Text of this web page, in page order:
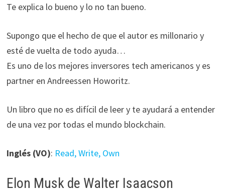
Te explica lo bueno y lo no tan bueno.
Supongo que el hecho de que el autor es millonario y
esté de vuelta de todo ayuda…
Es uno de los mejores inversores tech americanos y es
partner en Andreessen Howoritz.
Un libro que no es difícil de leer y te ayudará a entender
de una vez por todas el mundo blockchain.
Inglés (VO): Read, Write, Own
Elon Musk de Walter Isaacson